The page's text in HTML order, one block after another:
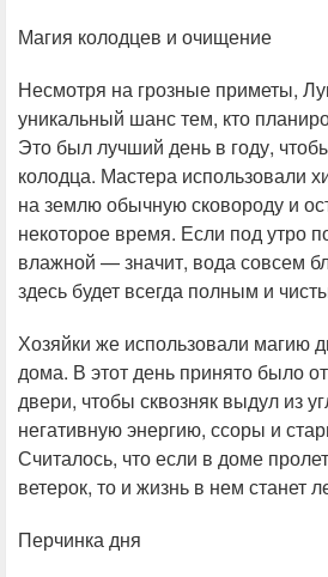
Магия колодцев и очищение
Несмотря на грозные приметы,
уникальный шанс тем, кто
Это был лучший день в году,
колодца. Мастера использовали
на землю обычную сковороду и
некоторое время. Если под утро
влажной — значит, вода совсем
здесь будет всегда полным и
Хозяйки же использовали магию
дома. В этот день принято было
двери, чтобы сквозняк выдул из
негативную энергию, ссоры и
Считалось, что если в доме
ветерок, то и жизнь в нем станет
Перчинка дня